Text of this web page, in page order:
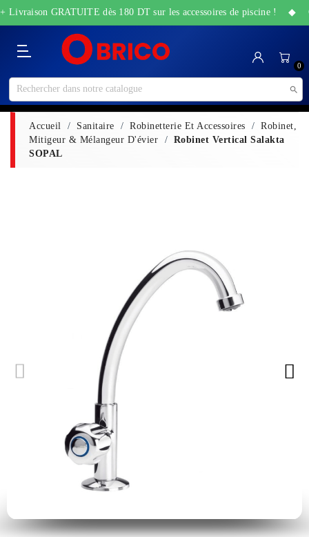
Catégorie
Accueil
Bricolage
&
Travaux
Sanitaire
Maison
Santé
&
Beauté
High-
Tech
Jardin
&
Piscine
Animalerie
0

Livraison GRATUITE dès 180 DT sur les accessoires de piscine ! ◆
Accueil Sanitaire Robinetterie Et Accessoires
Robinet,
Mitigeur & Mélangeur D'évier
Robinet Vertical Salakta
SOPAL